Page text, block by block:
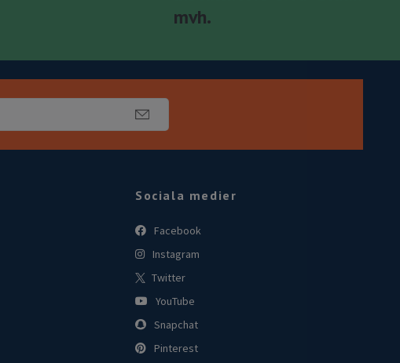
mvh.
Sociala medier
Facebook
Instagram
Twitter
YouTube
Snapchat
Pinterest